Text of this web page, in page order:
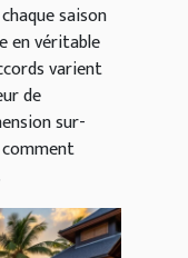
saison
en véritable
varient
de
sur-